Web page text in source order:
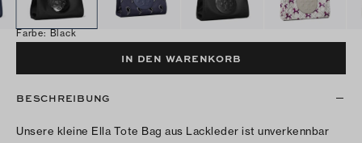
Farbe: Black
IN DEN WARENKORB
BESCHREIBUNG
Unsere kleine Ella Tote Bag aus Lackleder ist unverkennbar